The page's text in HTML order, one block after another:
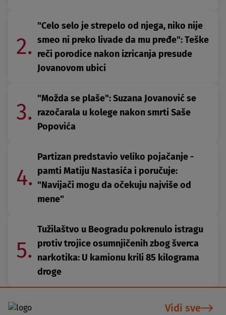
2.
"Celo selo je strepelo od njega, niko nije
smeo ni preko livade da mu pređe": Teške
reči porodice nakon izricanja presude
Jovanovom ubici
3.
"Možda se plaše": Suzana Jovanović se
razočarala u kolege nakon smrti Saše
Popovića
4.
Partizan predstavio veliko pojačanje -
pamti Matiju Nastasića i poručuje:
"Navijači mogu da očekuju najviše od
mene"
5.
Tužilaštvo u Beogradu pokrenulo istragu
protiv trojice osumnjičenih zbog šverca
narkotika: U kamionu krili 85 kilograma
droge
Vidi sve